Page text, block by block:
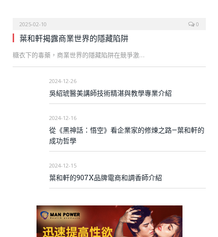
2025-02-10 0
葉和軒揭露商業世界的隱藏陷阱
糖衣下的毒藥，商業世界的隱藏陷阱在競爭激…
2024-12-26
吳紹琥醫美講師技術精湛與教學專業介紹
2024-12-16
從《黑神話：悟空》看企業家的修煉之路—葉和軒的
成功哲學
2024-12-15
葉和軒的907X品牌電商和調香師介紹